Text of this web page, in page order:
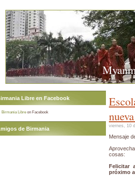
viernes, 10
Mensaje
cosas:
Felicitar
próximo
Libre en Facebook
Birmania Libre on Facebook
de Birmania